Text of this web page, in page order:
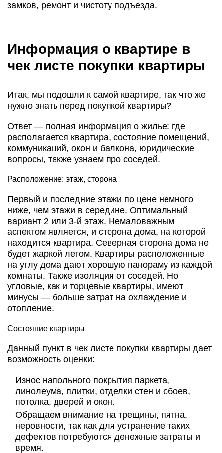
замков, ремонт и чистоту подъезда.
Информация о квартире в
чек листе покупки квартиры
Итак, мы подошли к самой квартире, так что же
нужно знать перед покупкой квартиры?
Ответ — полная информация о жилье: где
располагается квартира, состояние помещений,
коммуникаций, окон и балкона, юридические
вопросы, также узнаем про соседей.
Расположение: этаж, сторона
Первый и последние этажи по цене немного
ниже, чем этажи в середине. Оптимальный
вариант 2 или 3-й этаж. Немаловажным
аспектом является, и сторона дома, на которой
находится квартира. Северная сторона дома не
будет жаркой летом. Квартиры расположенные
на углу дома дают хорошую панораму из каждой
комнаты. Также изоляция от соседей. Но
угловые, как и торцевые квартиры, имеют
минусы — больше затрат на охлаждение и
отопление.
Состояние квартиры
Данный пункт в чек листе покупки квартиры дает
возможность оценки:
Износ напольного покрытия паркета,
линолеума, плитки, отделки стен и обоев,
потолка, дверей и окон.
Обращаем внимание на трещины, пятна,
неровности, так как для устранение таких
дефектов потребуются денежные затраты и
время.